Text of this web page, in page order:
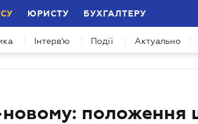
ЮРИСТУ БУХГАЛТЕРУ
Інтерв'ю Події Актуально
положення